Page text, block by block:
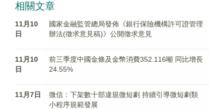
相關文章
11月10
日
國家金融監管總局發佈《銀行保險機構許可證管理
辦法(徵求意見稿)》公開徵求意見
11月10
日
前三季度中國金條及金幣消費352.116噸 同比增長
24.55%
11月7日
微信：下架數十部違規微短劇 持續引導微短劇類
小程序規範發展